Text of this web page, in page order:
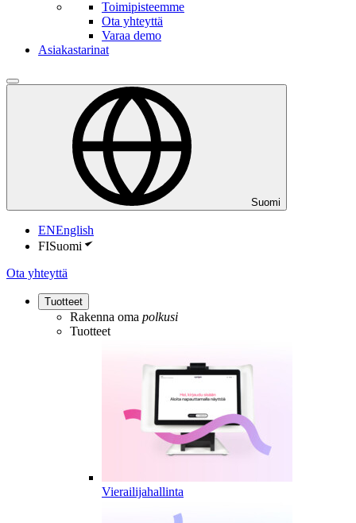
Toimipisteemme
Ota yhteyttä
Varaa demo
Asiakastarinat
Suomi
ENEnglish
FISuomi
Ota yhteyttä
Tuotteet
Rakenna oma polkusi
Tuotteet
Vierailijahallinta